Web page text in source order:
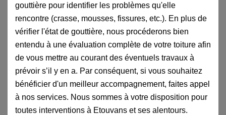
gouttière pour identifier les problèmes qu'elle
rencontre (crasse, mousses, fissures, etc.). En plus de
vérifier l'état de gouttière, nous procéderons bien
entendu à une évaluation complète de votre toiture afin
de vous mettre au courant des éventuels travaux à
prévoir s’il y en a. Par conséquent, si vous souhaitez
bénéficier d'un meilleur accompagnement, faites appel
à nos services. Nous sommes à votre disposition pour
toutes interventions à Etouvans et ses alentours.